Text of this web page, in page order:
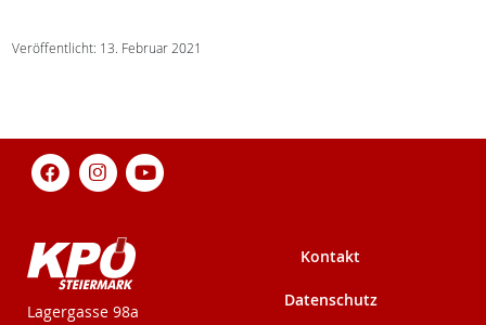
Veröffentlicht: 13. Februar 2021
KPÖ-Steiermark
Lagergasse 98a
Kontakt
Datenschutz